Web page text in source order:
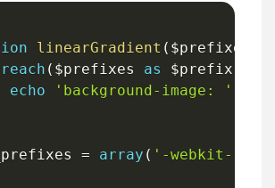
linearGradient ( $prefixes
( $prefixes as $prefix
echo
'background-image: '
= array ( '-webkit-'